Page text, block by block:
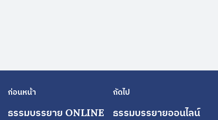
ก่อนหน้า
ธรรมบรรยาย ONLINE
ถัดไป
ธรรมบรรยายออนไลน์